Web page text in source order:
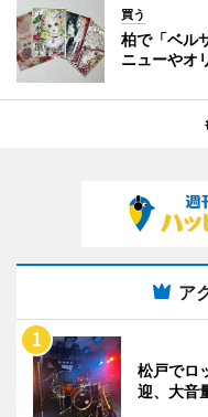
買う
柏で「ベル
ニューやオ
ア
松戸でロ
迎、大音